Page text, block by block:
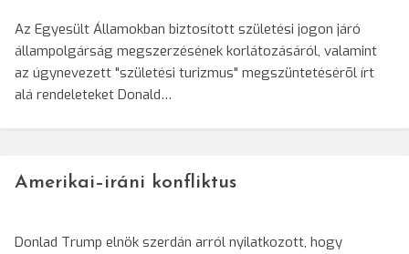
Az Egyesült Államokban biztosított születési jogon járó
állampolgárság megszerzésének korlátozásáról, valamint
az úgynevezett "születési turizmus" megszüntetésérõl írt
alá rendeleteket Donald…
Amerikai–iráni konfliktus
Donlad Trump elnök szerdán arról nyilatkozott, hogy